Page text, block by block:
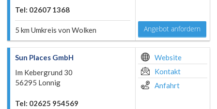
Tel: 02607 1368
5 km Umkreis von Wolken Angebot anfordern
Sun Places GmbH
Im Kebergrund 30
56295 Lonnig
Tel: 02625 954569
Website
Kontakt
Anfahrt